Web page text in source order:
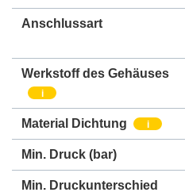
Anschlussart
Werkstoff des Gehäuses
i
Material Dichtung i
Min. Druck (bar)
Min. Druckunterschied